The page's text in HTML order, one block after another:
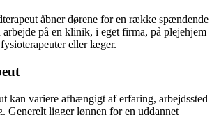
åbner dørene for en række spændende
på en klinik, i eget firma, på plejehjem
eller læger.
kan variere afhængigt af erfaring, arbejdssted
Generelt ligger lønnen for en uddannet